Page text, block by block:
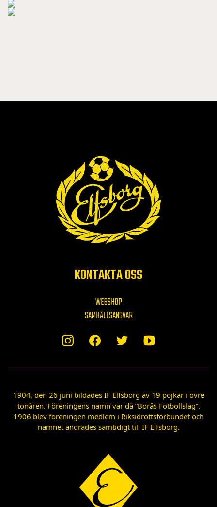
KONTAKTA OSS
WEBSHOP
SAMHÄLLSANSVAR
1904, den 26 juni bildades IF Elfsborg av 19 pojkar i övre
tonåren. Föreningens namn var då ”Borås Fotbollslag”.
1906 blev föreningen medlem i Riksidrottsförbundet och
namnet ändrades samtidigt till IF Elfsborg.